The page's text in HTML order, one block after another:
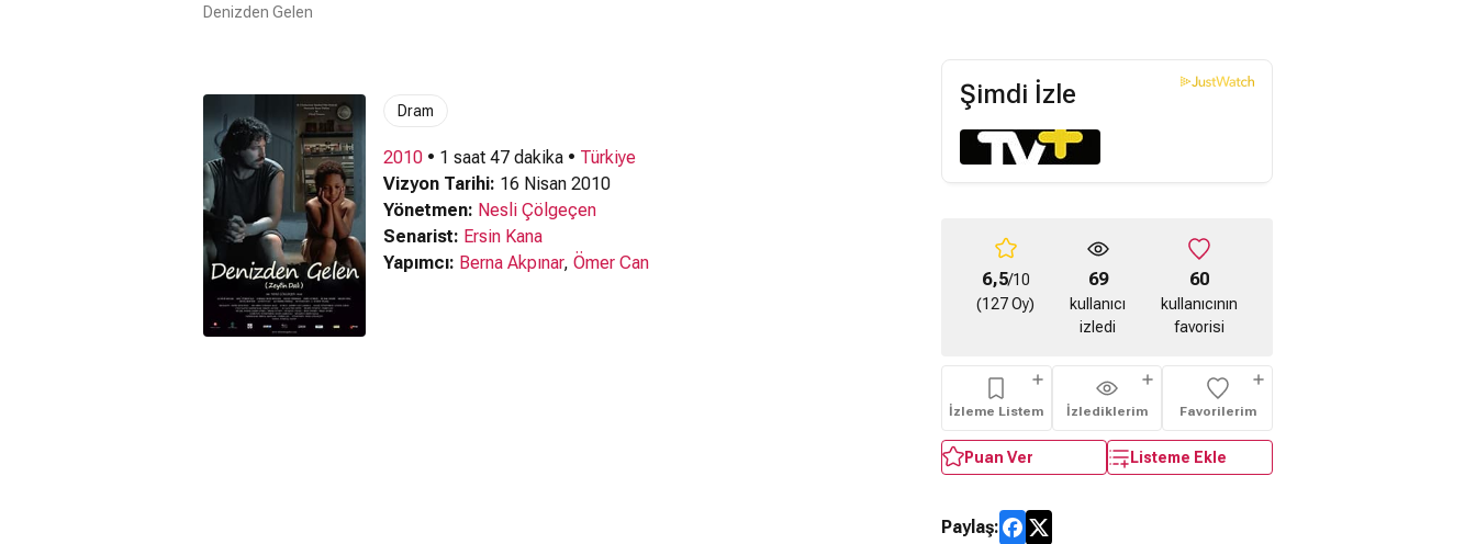
Denizden Gelen
Dram
2010 • 1 saat 47 dakika • Türkiye
Vizyon Tarihi: 16 Nisan 2010
Yönetmen: Nesli Çölgeçen
Senarist: Ersin Kana
Yapımcı: Berna Akpınar, Ömer Can
Şimdi İzle
6,5/10
(127 Oy)
69
kullanıcı
izledi
60
kullanıcının
favorisi
İzleme Listem İzlediklerim Favorilerim
Puan Ver Listeme Ekle
Paylaş: